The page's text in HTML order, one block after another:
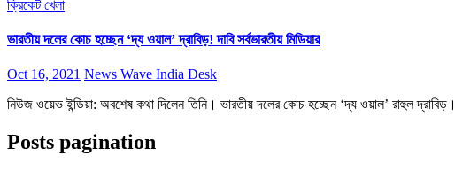
ক্রিকেটখেলা
ভারতীয় দলের কোচ হচ্ছেন ‘দ্য ওয়াল’ দ্রাবিড়! দাবি সর্বভারতীয় মিডিয়ার
Oct 16, 2021 News Wave India Desk
নিউজ ওয়েভ ইন্ডিয়া: অবশেষ কথা দিলেন তিনি। ভারতীয় দলের কোচ হচ্ছেন ‘দ্য ওয়াল’ রাহুল
Posts pagination